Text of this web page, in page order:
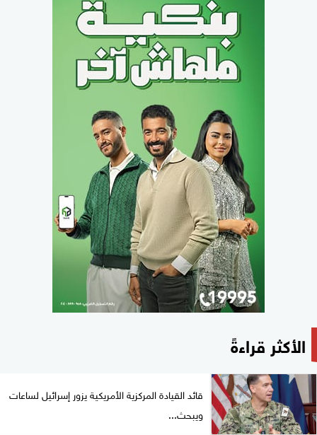
الأكثر قراءةً
قائد القيادة المركزية الأمريكية يزور إسرائيل لساعات
ويبحث...